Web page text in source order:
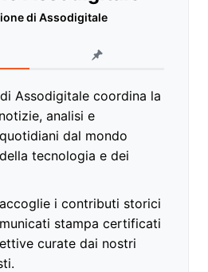
di Assodigitale
Assodigitale coordina la
analisi e
dal mondo
tecnologia e dei
i contributi storici
stampa certificati
curate dai nostri